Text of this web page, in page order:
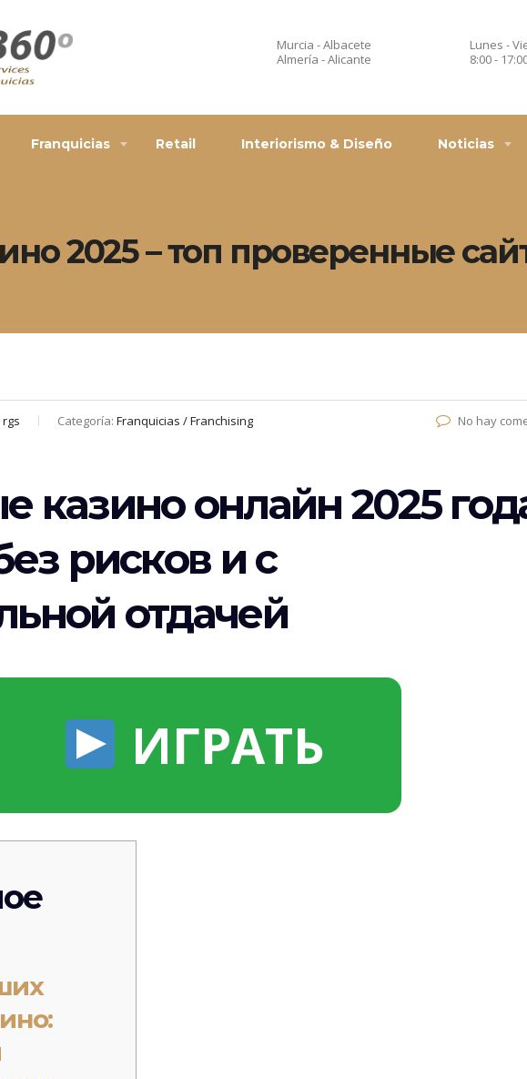
Lunes -
8:00 -
Murcia - Albacete
Almería - Alicante
Franquicias Retail Interiorismo & Diseño Noticias
2025 – топ проверенные
rgs Categoría: Franquicias / Franchising No hay
казино онлайн 2025
рисков и с
отдачей
ИГРАТЬ